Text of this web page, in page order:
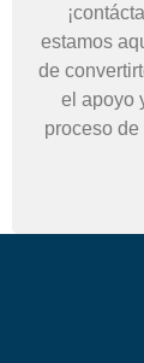
estamos
de
el apoyo
proceso de